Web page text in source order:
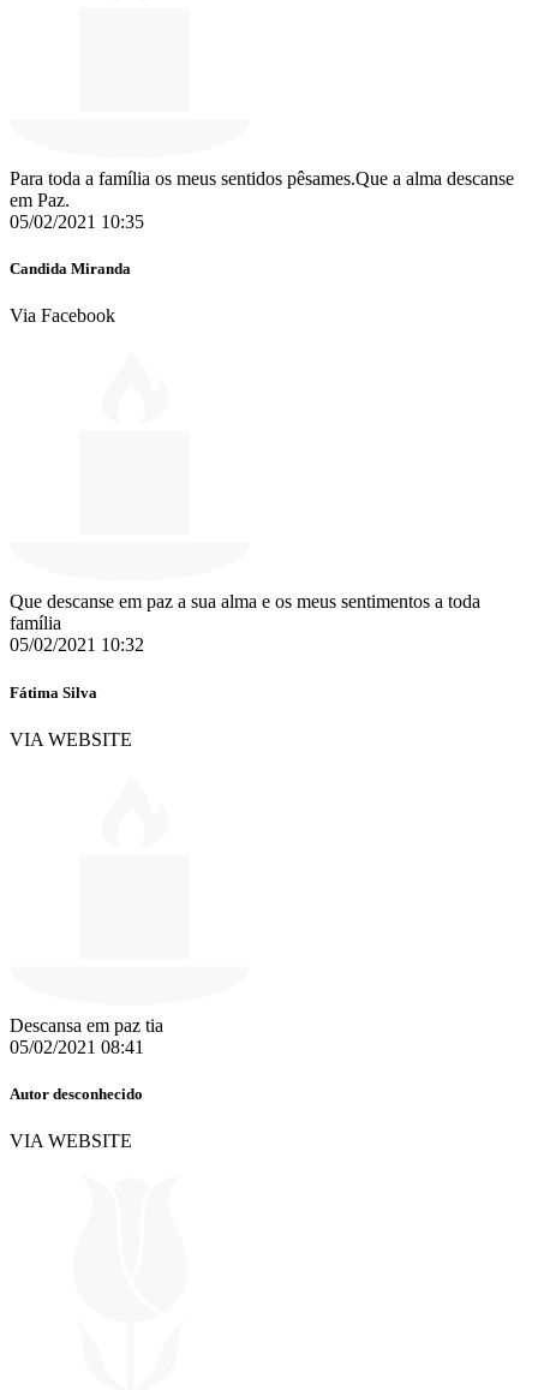
Para toda a família os meus sentidos pêsames.Que a alma descanse
em Paz.
05/02/2021 10:35
Candida Miranda
Via Facebook
Que descanse em paz a sua alma e os meus sentimentos a toda
família
05/02/2021 10:32
Fátima Silva
VIA WEBSITE
Descansa em paz tia
05/02/2021 08:41
Autor desconhecido
VIA WEBSITE